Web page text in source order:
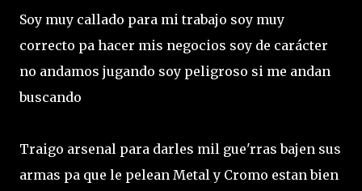
Soy muy callado para mi trabajo soy muy
correcto pa hacer mis negocios soy de carácter
no andamos jugando soy peligroso si me andan
buscando
Traigo arsenal para darles mil gue'rras bajen sus
armas pa que le pelean Metal y Cromo estan bien